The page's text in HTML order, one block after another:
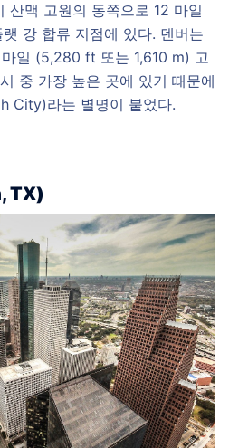
산맥 고원의 동쪽으로 12 마일
강 합류 지점에 있다. 덴버는
일 (5,280 ft 또는 1,610 m) 고
중 가장 높은 곳에 있기 때문에
City)라는 별명이 붙었다.
TX)